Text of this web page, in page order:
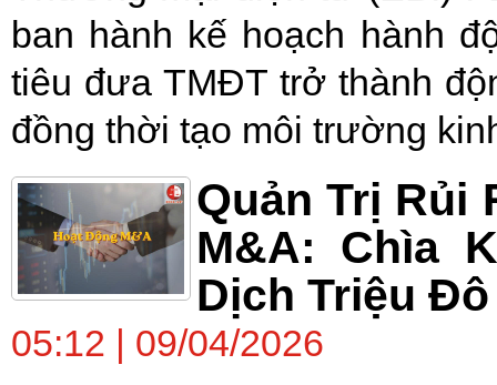
ban hành kế hoạch hành
tiêu đưa TMĐT trở thành
đồng thời tạo môi trường
Quản Trị Rủi
M&A: Chìa
Dịch Triệu Đô
05:12 | 09/04/2026